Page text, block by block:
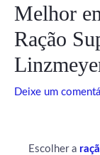
Melhor
Ração
Deixe um
Escolher a